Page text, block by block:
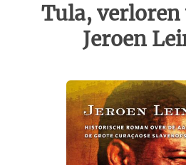
Tula,
Jeroen